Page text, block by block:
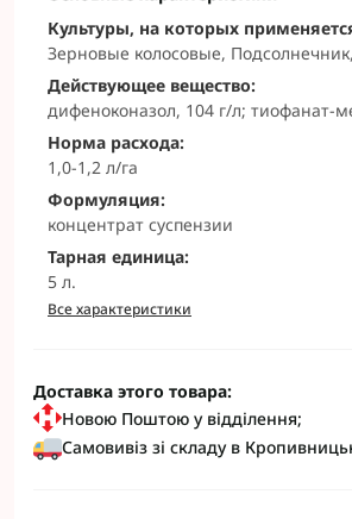
Культуры, на которых
Зерновые колосовые,
Действующее вещество:
дифеноконазол, 104 г/л; тиофанат-
Норма расхода:
1,0-1,2 л/га
Формуляция:
концентрат суспензии
Тарная единица:
5 л.
Все характеристики
Доставка этого товара:
Новою Поштою у відділення;
Самовивіз зі складу в